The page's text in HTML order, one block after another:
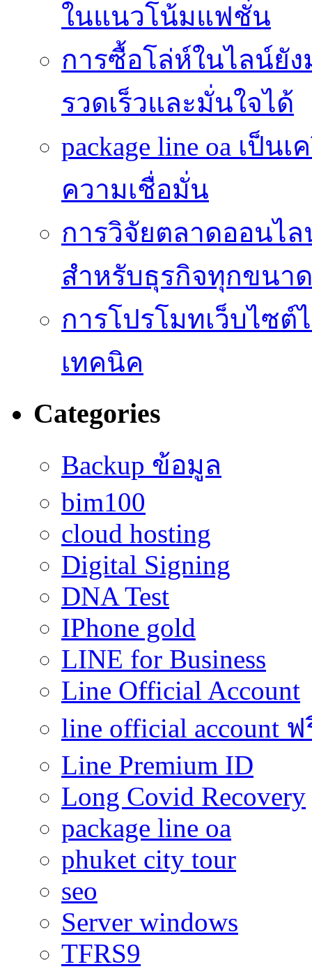
ในแนวโน้มแฟชั่น
การซื้อโล่ห์ในไลน์ยั
รวดเร็วและมั่นใจได้
package line oa เป็น
ความเชื่อมั่น
การวิจัยตลาดออนไ
สำหรับธุรกิจทุกขนาด
การโปรโมทเว็บไซต์
เทคนิค
Categories
Backup ข้อมูล
bim100
cloud hosting
Digital Signing
DNA Test
IPhone gold
LINE for Business
Line Official Account
line official account
Line Premium ID
Long Covid Recovery
package line oa
phuket city tour
seo
Server windows
TFRS9